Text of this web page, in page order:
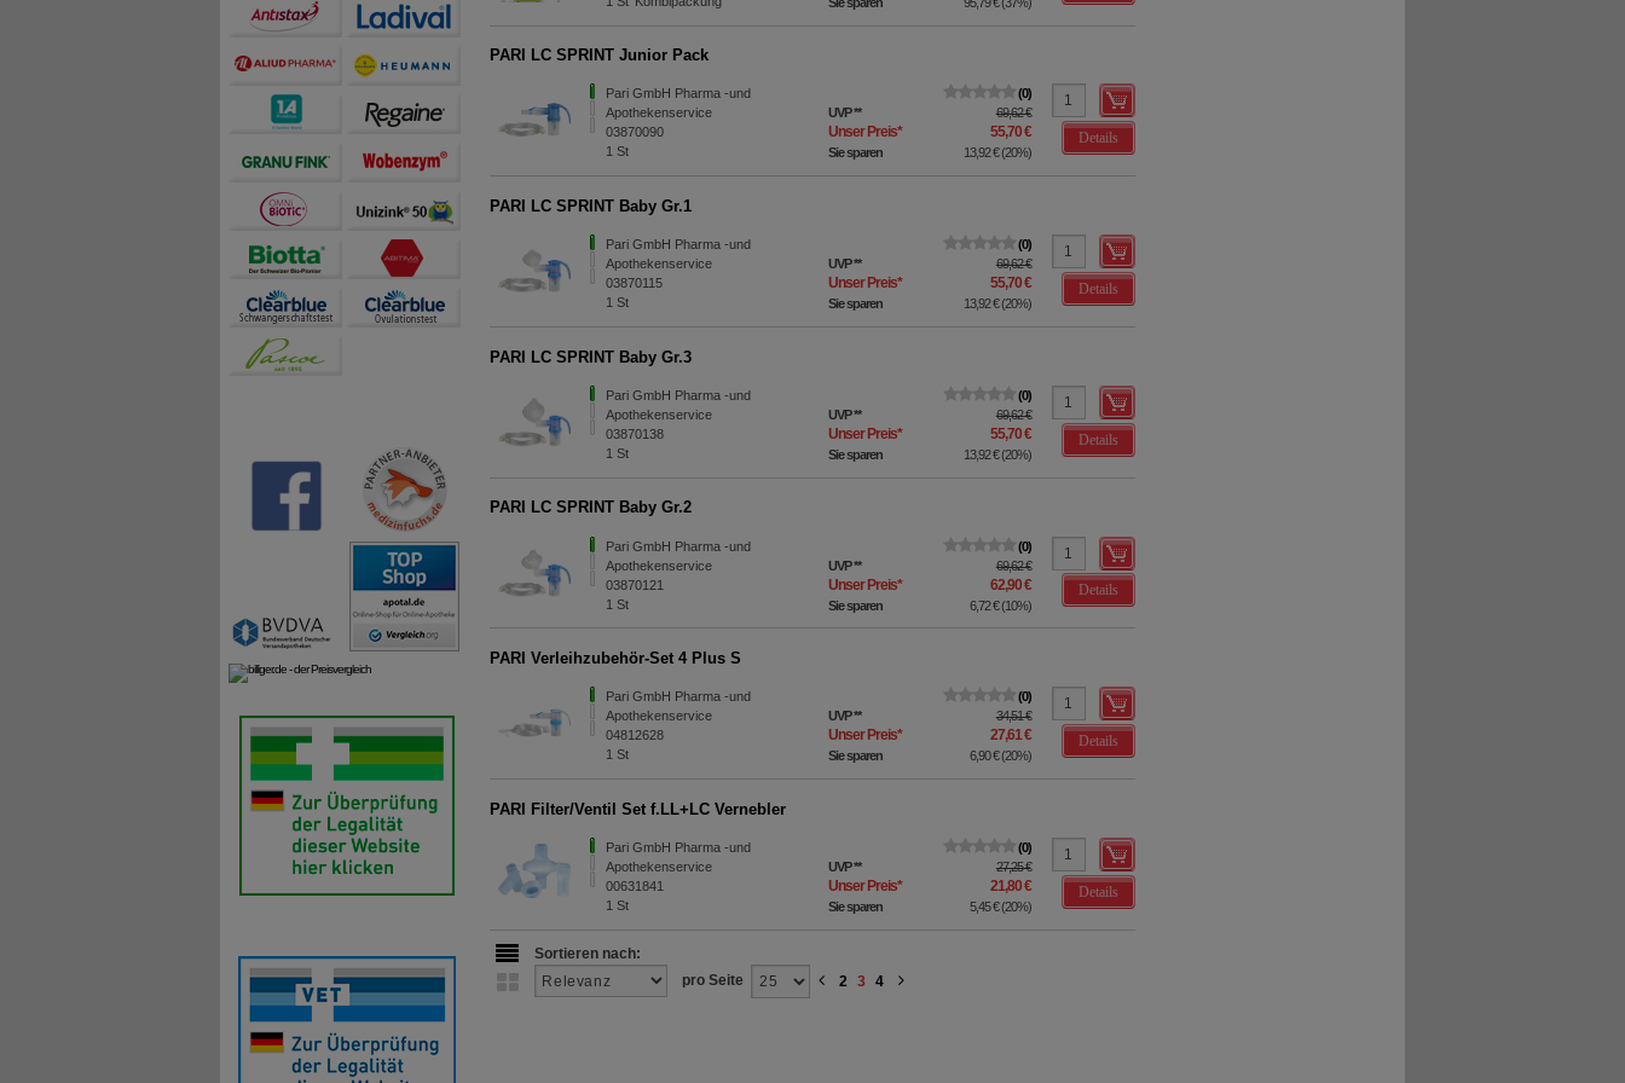
PARI LC SPRINT Junior Pack
Pari GmbH Pharma -und
Apothekenservice
03870090
1St
0
UVP** 69,62 €
Unser Preis* 55,70 €
Sie sparen 13,92 €(20%)
Details
PARI LC SPRINT Baby Gr.1
Pari GmbH Pharma -und
Apothekenservice
03870115
1St
0
UVP** 69,62 €
Unser Preis* 55,70 €
Sie sparen 13,92 €(20%)
Details
PARI LC SPRINT Baby Gr.3
Pari GmbH Pharma -und
Apothekenservice
03870138
1St
0
UVP** 69,62 €
Unser Preis* 55,70 €
Sie sparen 13,92 €(20%)
Details
PARI LC SPRINT Baby Gr.2
Pari GmbH Pharma -und
Apothekenservice
03870121
1St
0
UVP** 69,62 €
Unser Preis* 62,90 €
Sie sparen 6,72 €(10%)
Details
PARI Verleihzubehör-Set 4 Plus S
Pari GmbH Pharma -und
Apothekenservice
04812628
1St
0
UVP** 34,51 €
Unser Preis* 27,61 €
Sie sparen 6,90 €(20%)
Details
PARI Filter/Ventil Set f.LL+LC Vernebler
Pari GmbH Pharma -und
Apothekenservice
00631841
1St
0
UVP** 27,25 €
Unser Preis* 21,80 €
Sie sparen 5,45 €(20%)
Details
Sortieren nach:
pro Seite
2 3 4